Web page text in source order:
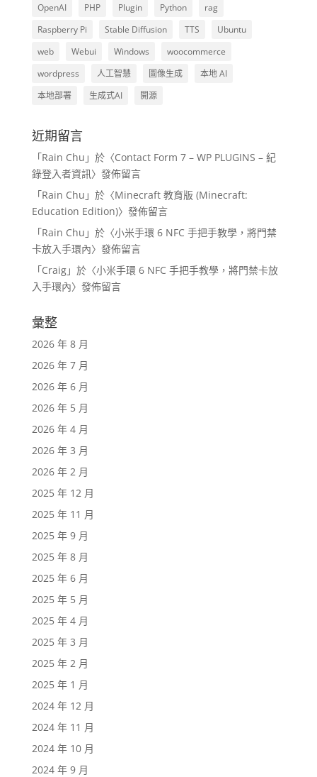
OpenAI
PHP Plugin Python
rag
Raspberry Pi
Stable Diffusion TTS
Ubuntu
web
Webui Windows
woocommerce
wordpress
人工智慧 圖像生成
本地 AI
本地部署
生成式AI 開源
近期留言
「Rain Chu 」於〈Contact Form 7 – WP PLUGINS – 紀
錄登入者資訊〉發佈留言
「Rain Chu 」於〈Minecraft 教育版 (Minecraft:
Education Edition)〉發佈留言
「Rain Chu 」於〈小米手環 6 NFC 手把手教學，將門禁
卡放入手環內〉發佈留言
「Craig」於〈小米手環 6 NFC 手把手教學，將門禁卡放
入手環內〉發佈留言
彙整
2026 年 8 月
2026 年 7 月
2026 年 6 月
2026 年 5 月
2026 年 4 月
2026 年 3 月
2026 年 2 月
2025 年 12 月
2025 年 11 月
2025 年 9 月
2025 年 8 月
2025 年 6 月
2025 年 5 月
2025 年 4 月
2025 年 3 月
2025 年 2 月
2025 年 1 月
2024 年 12 月
2024 年 11 月
2024 年 10 月
2024 年 9 月